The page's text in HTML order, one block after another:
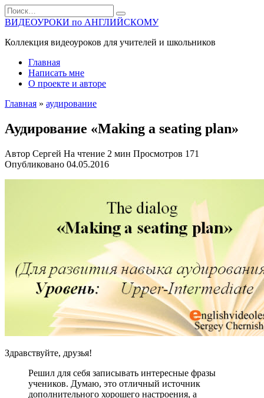
Перейти
к
содержанию
Search
for:
ВИДЕОУРОКИ по АНГЛИЙСКОМУ
Коллекция видеоуроков для учителей и школьников
Главная
Написать мне
О проекте и авторе
Главная » аудирование
Аудирование «Making a seating plan»
Автор Сергей На чтение 2 мин Просмотров 171
Опубликовано 04.05.2016
Здравствуйте, друзья!
Решил для себя записывать интересные фразы
учеников. Думаю, это отличный источник
дополнительного хорошего настроения, а